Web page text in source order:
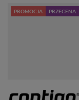
PROMOCJA PRZECENA